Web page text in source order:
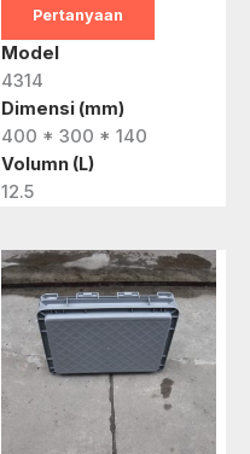
Pertanyaan
Model
4314
Dimensi (mm)
400 * 300 * 140
Volumn (L)
12.5